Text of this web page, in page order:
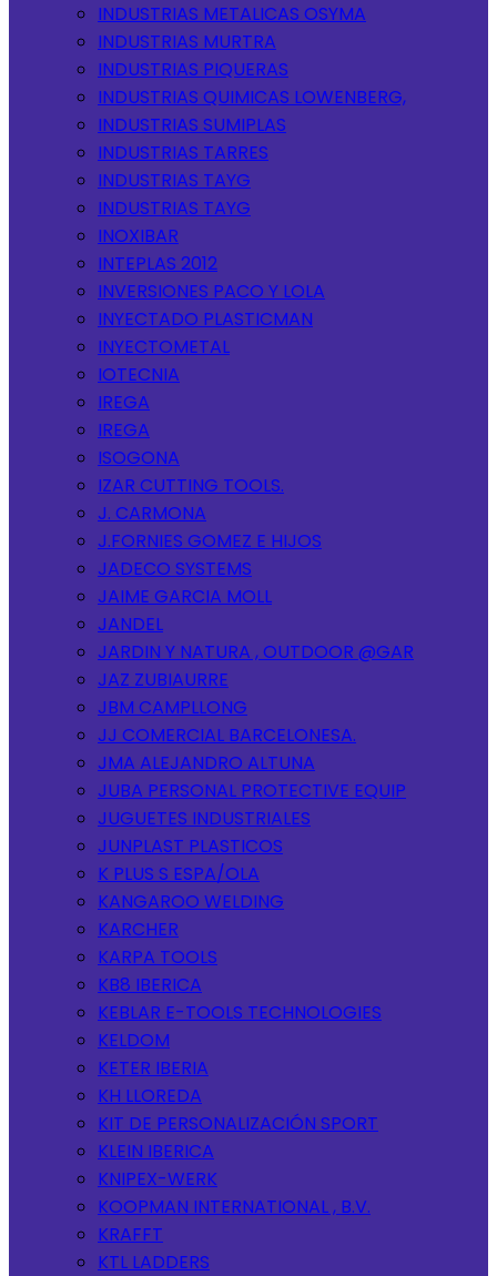
INDUSTRIAS METALICAS OSYMA
INDUSTRIAS MURTRA
INDUSTRIAS PIQUERAS
INDUSTRIAS QUIMICAS LOWENBERG,
INDUSTRIAS SUMIPLAS
INDUSTRIAS TARRES
INDUSTRIAS TAYG
INDUSTRIAS TAYG
INOXIBAR
INTEPLAS 2012
INVERSIONES PACO Y LOLA
INYECTADO PLASTICMAN
INYECTOMETAL
IOTECNIA
IREGA
IREGA
ISOGONA
IZAR CUTTING TOOLS.
J. CARMONA
J.FORNIES GOMEZ E HIJOS
JADECO SYSTEMS
JAIME GARCIA MOLL
JANDEL
JARDIN Y NATURA , OUTDOOR @GAR
JAZ ZUBIAURRE
JBM CAMPLLONG
JJ COMERCIAL BARCELONESA.
JMA ALEJANDRO ALTUNA
JUBA PERSONAL PROTECTIVE EQUIP
JUGUETES INDUSTRIALES
JUNPLAST PLASTICOS
K PLUS S ESPA/OLA
KANGAROO WELDING
KARCHER
KARPA TOOLS
KB8 IBERICA
KEBLAR E-TOOLS TECHNOLOGIES
KELDOM
KETER IBERIA
KH LLOREDA
KIT DE PERSONALIZACIÓN SPORT
KLEIN IBERICA
KNIPEX-WERK
KOOPMAN INTERNATIONAL , B.V.
KRAFFT
KTL LADDERS